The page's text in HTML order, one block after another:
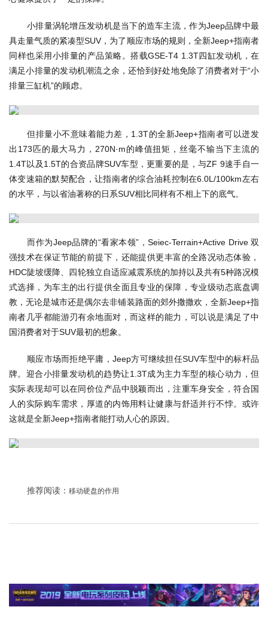
小排量涡轮增压发动机是当下的造车主流，作为Jeep品牌中最
具走量气质的紧凑型SUV，为了顺应市场的规则，全新Jeep+指南者
同样也采用小排量的产品策略。搭载GSE-T4 1.3T四缸发动机，在
满足小排量的发动机潮流之余，还恰到好处地免除了消费者对于“小
排量三缸机”的顾虑。
但排量小不意味着能力差，1.3T的全新Jeep+指南者可以迸发
出173匹的最大马力，270N·m的峰值扭矩，丝毫不输当下主流的
1.4T以及1.5T的合资品牌SUV车型，更重要的是，与ZF 9速手自一
体变速箱的默契配合，让指南者的综合油耗控制在6.0L/100km左右
的水平，与以省油著称的日系SUV相比同样有不相上下的底气。
而作为Jeep品牌的“看家本领”，Seiec-Terrain+Active Drive 双
强技术在保证节能的前提下，还能提供更丰富的全路况动态体验，
HDC陡坡缓降、四轮独立自适应减震系统的加持以及共有5种路况模
式选择，为车主的出行提供全面且专业的保障，专业级动态底盘调
教，无论是城市还是偶尔去非铺装路面的郊外撒撒欢，全新Jeep+指
南者几乎都能游刃有余地面对，而这样的能力，可以说是满足了中
国消费者对于SUV最初的想象。
顺应市场而拒绝平庸，Jeep方可继续担任SUV车型中的标杆品
牌。迎合小排量发动机的趋势让1.3T成为主力车型的核心动力，但
实际表现却可以在同价位产品中脱颖而出，注重车身安全，符合国
人的实际购车需求，厚道的内饰用料让健康与舒适并行不悖。或许
这就是全新Jeep+指南者能打动人心的原因。
推荐阅读： 移动硬盘的作用